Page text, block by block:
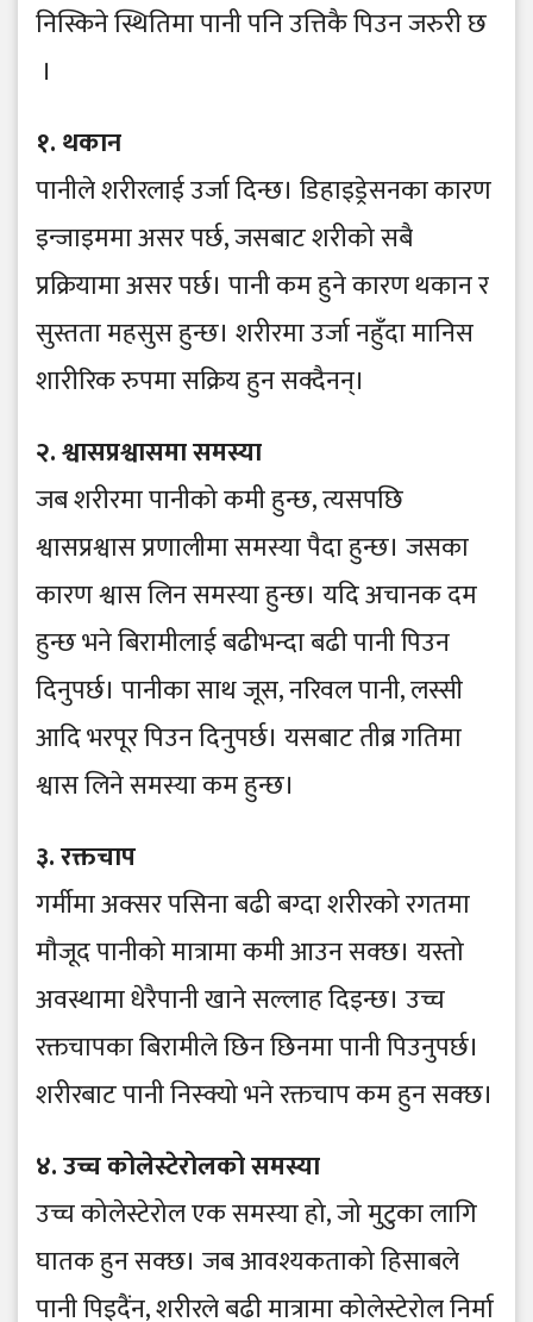
निस्किने स्थितिमा पानी पनि उत्तिकै पिउन जरुरी छ
।
१. थकान
पानीले शरीरलाई उर्जा दिन्छ। डिहाइड्रेसनका कारण
इन्जाइममा असर पर्छ, जसबाट शरीको सबै
प्रक्रियामा असर पर्छ। पानी कम हुने कारण थकान र
सुस्तता महसुस हुन्छ। शरीरमा उर्जा नहुँदा मानिस
शारीरिक रुपमा सक्रिय हुन सक्दैनन्।
२. श्वासप्रश्वासमा समस्या
जब शरीरमा पानीको कमी हुन्छ, त्यसपछि
श्वासप्रश्वास प्रणालीमा समस्या पैदा हुन्छ। जसका
कारण श्वास लिन समस्या हुन्छ। यदि अचानक दम
हुन्छ भने बिरामीलाई बढीभन्दा बढी पानी पिउन
दिनुपर्छ। पानीका साथ जूस, नरिवल पानी, लस्सी
आदि भरपूर पिउन दिनुपर्छ। यसबाट तीब्र गतिमा
श्वास लिने समस्या कम हुन्छ।
३. रक्तचाप
गर्मीमा अक्सर पसिना बढी बग्दा शरीरको रगतमा
मौजूद पानीको मात्रामा कमी आउन सक्छ। यस्तो
अवस्थामा धेरैपानी खाने सल्लाह दिइन्छ। उच्च
रक्तचापका बिरामीले छिन छिनमा पानी पिउनुपर्छ।
शरीरबाट पानी निस्क्यो भने रक्तचाप कम हुन सक्छ।
४. उच्च कोलेस्टेरोलको समस्या
उच्च कोलेस्टेरोल एक समस्या हो, जो मुटुका लागि
घातक हुन सक्छ। जब आवश्यकताको हिसाबले
पानी पिइदैंन, शरीरले बढी मात्रामा कोलेस्टेरोल निर्मा